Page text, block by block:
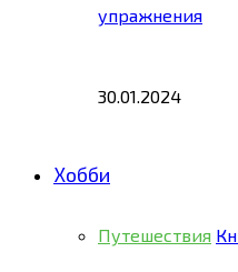
упражнения
30.01.2024
Хобби
Путешествия